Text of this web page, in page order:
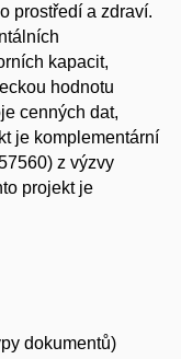
prostředí a zdraví.
kapacit,
hodnotu
cenných dat,
je komplementární
z výzvy
projekt je
dokumentů)